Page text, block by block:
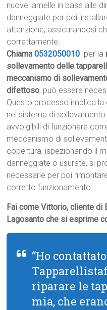
nuove lamelle in base alle
danneggiate per poi
attenzione, assicurandosi
correttamente.
Chiama0532050010 per la
sollevamento delle
meccanismo di
difettoso, può essere
Questo processo implica
nel sistema di
avvolgibili di funzionare
meccanismo di
copertura, ispezionando il
danneggiate o usurate, si
necessarie per poi
corretto funzionamento.
Fai come Vittorio, cliente di
Lagosanto che si esprime
“Ho contattato
riparare le
mia, che